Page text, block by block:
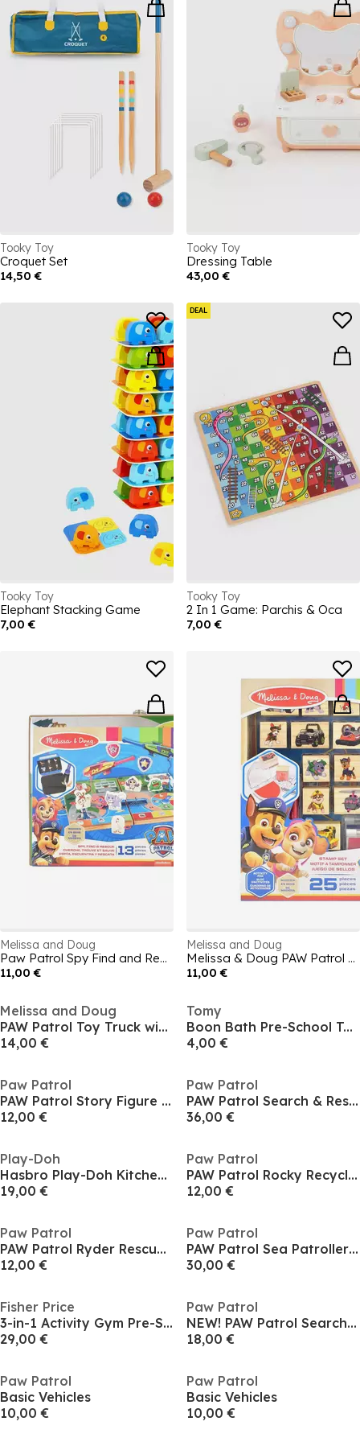
Tooky Toy
Croquet Set
14,50 €
Tooky Toy
Dressing Table
43,00 €
Tooky Toy
Elephant Stacking Game
7,00 €
DEAL
Tooky Toy
2 In 1 Game: Parchis & Oca
7,00 €
Melissa and Doug
Paw Patrol Spy Find and Rescue Pre-School Toys
11,00 €
Melissa and Doug
Melissa & Doug PAW Patrol Wooden Stamp Set Activity Pad 25 Pieces
11,00 €
Melissa and Doug
PAW Patrol Toy Truck with Alphabet & Number Wooden Blocks
14,00 €
Tomy
Boon Bath Pre-School Toy
4,00 €
Paw Patrol
PAW Patrol Story Figure Pack Assortment
12,00 €
Paw Patrol
PAW Patrol Search & Rescue Chase Cruiser Vehicle
36,00 €
Play-Doh
Hasbro Play-Doh Kitchen Creations Magic Mixer
19,00 €
Paw Patrol
PAW Patrol Rocky Recycle Truck
12,00 €
Paw Patrol
PAW Patrol Ryder Rescue ATV Vehicle
12,00 €
Paw Patrol
PAW Patrol Sea Patroller Playset with Chase and Shark Figure
30,00 €
Fisher Price
3-in-1 Activity Gym Pre-School Toy
29,00 €
Paw Patrol
NEW! PAW Patrol Search & Rescue Vehicle Assortment
18,00 €
Paw Patrol
Basic Vehicles
10,00 €
Paw Patrol
Basic Vehicles
10,00 €